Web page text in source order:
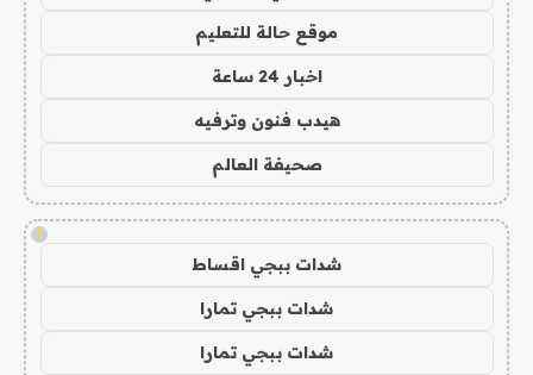
موقع حالة للتعليم
اخبار 24 ساعة
هيدب فنون وترفيه
صحيفة العالم
!
شدات ببجي اقساط
شدات ببجي تمارا
شدات ببجي تمارا